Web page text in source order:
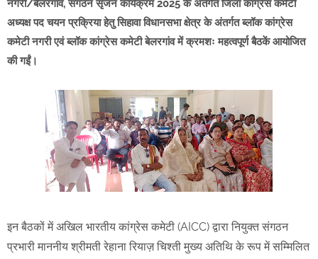
नगरी/बेलरगांव, संगठन सृजन कार्यक्रम 2025 के अंतर्गत जिला कांग्रेस कमेटी
अध्यक्ष पद चयन प्रक्रिया हेतु सिहावा विधानसभा क्षेत्र के अंतर्गत ब्लॉक कांग्रेस
कमेटी नगरी एवं ब्लॉक कांग्रेस कमेटी बेलरगांव में क्रमशः महत्वपूर्ण बैठकें आयोजित
की गईं।
इन बैठकों में अखिल भारतीय कांग्रेस कमेटी (AICC) द्वारा नियुक्त संगठन
प्रभारी माननीय श्रीमती रेहाना रियाज़ चिश्ती मुख्य अतिथि के रूप में सम्मिलित